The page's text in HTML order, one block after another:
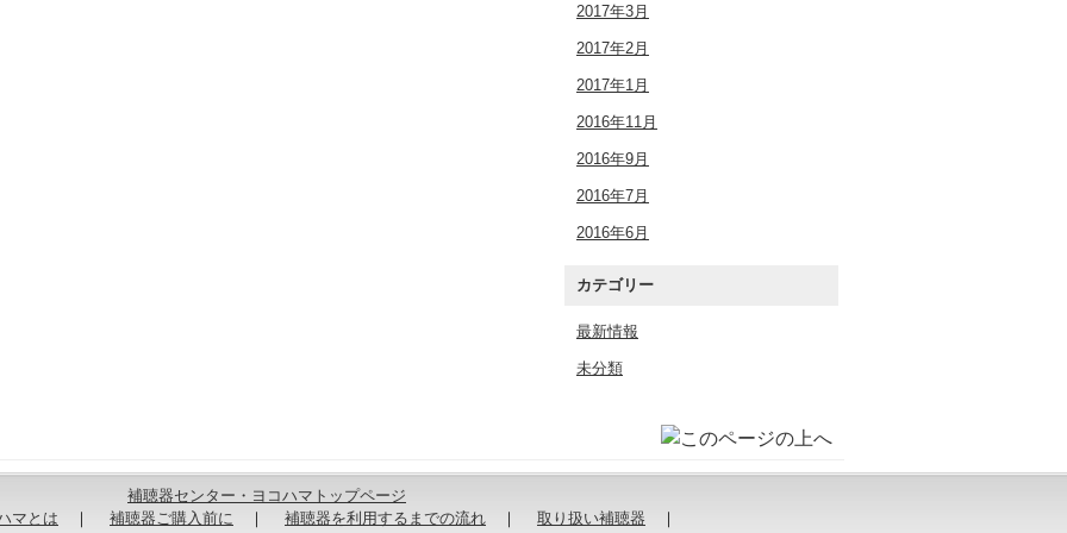
2017年3月
2017年2月
2017年1月
2016年11月
2016年9月
2016年7月
2016年6月
カテゴリー
最新情報
未分類
補聴器センター・ヨコハマトップページ
マとは ｜ 補聴器ご購入前に ｜ 補聴器を利用するまでの流れ ｜ 取り扱い補聴器 ｜